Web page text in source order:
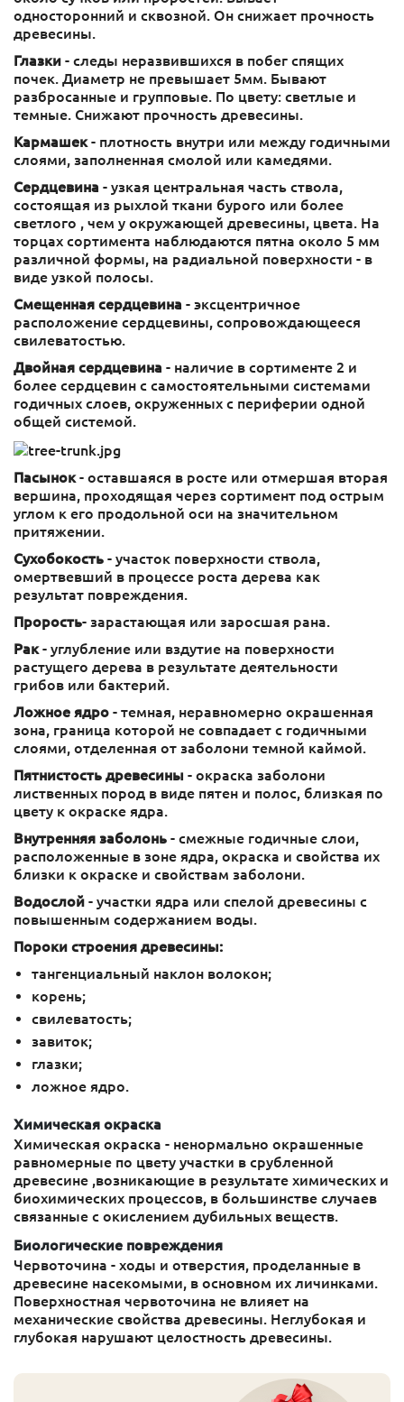
односторонний и сквозной. Он снижает прочность
древесины.
Глазки - следы неразвившихся в побег спящих
почек. Диаметр не превышает 5мм. Бывают
разбросанные и групповые. По цвету: светлые и
темные. Снижают прочность древесины.
Кармашек- плотность внутри или между годичными
слоями, заполненная смолой или камедями.
Сердцевина - узкая центральная часть ствола,
состоящая из рыхлой ткани бурого или более
светлого , чем у окружающей древесины, цвета. На
торцах сортимента наблюдаются пятна около 5 мм
различной формы, на радиальной поверхности - в
виде узкой полосы.
Смещенная сердцевина - эксцентричное
расположение сердцевины, сопровождающееся
свилеватостью.
Двойная сердцевина - наличие в сортименте 2 и
более сердцевин с самостоятельными системами
годичных слоев, окруженных с периферии одной
общей системой.
Пасынок- оставшаяся в росте или отмершая вторая
вершина, проходящая через сортимент под острым
углом к его продольной оси на значительном
притяжении.
Сухобокость - участок поверхности ствола,
омертвевший в процессе роста дерева как
результат повреждения.
Прорость- зарастающая или заросшая рана.
Рак- углубление или вздутие на поверхности
растущего дерева в результате деятельности
грибов или бактерий.
Ложное ядро - темная, неравномерно окрашенная
зона, граница которой не совпадает с годичными
слоями, отделенная от заболони темной каймой.
Пятнистость древесины - окраска заболони
лиственных пород в виде пятен и полос, близкая по
цвету к окраске ядра.
Внутренняя заболонь - смежные годичные слои,
расположенные в зоне ядра, окраска и свойства их
близки к окраске и свойствам заболони.
Водослой - участки ядра или спелой древесины с
повышенным содержанием воды.
Пороки строения древесины:
тангенциальный наклон волокон;
корень;
свилеватость;
завиток;
глазки;
ложное ядро.
Химическая окраска
Химическая окраска - ненормально окрашенные
равномерные по цвету участки в срубленной
древесине ,возникающие в результате химических и
биохимических процессов, в большинстве случаев
связанные с окислением дубильных веществ.
Биологические повреждения
Червоточина - ходы и отверстия, проделанные в
древесине насекомыми, в основном их личинками.
Поверхностная червоточина не влияет на
механические свойства древесины. Неглубокая и
глубокая нарушают целостность древесины.